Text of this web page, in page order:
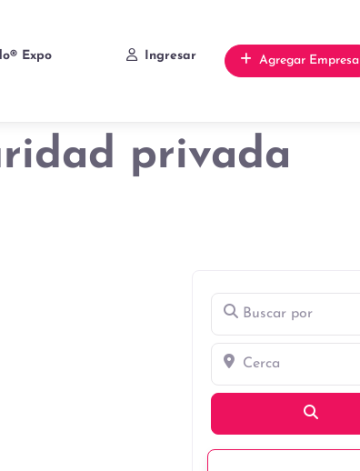
Expo Ingresar Agregar Empresa
privada
Buscar por
Cerca